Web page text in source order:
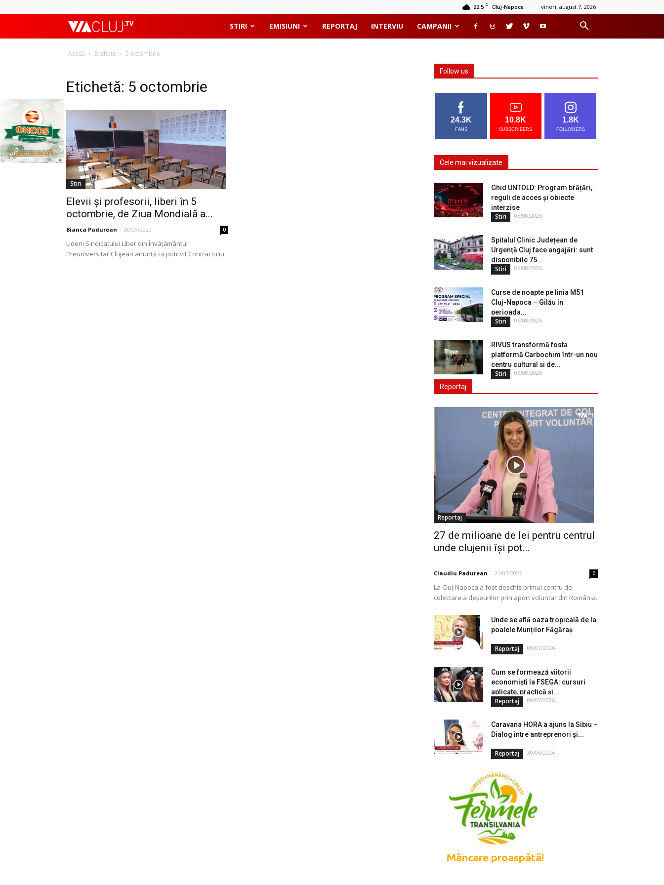
22.5 C Cluj-Napoca vineri, august 7, 2026
ViaClujTV STIRI EMISIUNI REPORTAJ INTERVIU CAMPANII
Acasă Etichete 5 octombrie
Etichetă: 5 octombrie
Stiri
Elevii și profesorii, liberi în 5
octombrie, de Ziua Mondială a...
Bianca Padurean - 30/09/2020 0
Liderii Sindicatului Liber din Învățământul
Preuniversitar Clujean anunță că potrivit Contractului
Follow us
24.3K
FANS
10.8K
SUBSCRIBERS
1.8K
FOLLOWERS
Cele mai vizualizate
Ghid UNTOLD: Program brățări,
reguli de acces și obiecte
interzise
Stiri 05/08/2026
Spitalul Clinic Județean de
Urgență Cluj face angajări: sunt
disponibile 75...
Stiri 06/08/2026
Curse de noapte pe linia M51
Cluj-Napoca – Gilău în
perioada...
Stiri 06/08/2026
RIVUS transformă fosta
platformă Carbochim într-un nou
centru cultural și de...
Stiri 06/08/2026
Reportaj
Reportaj
27 de milioane de lei pentru centrul
unde clujenii își pot...
Claudiu Padurean - 21/07/2026 0
La Cluj-Napoca a fost deschis primul centru de
colectare a deșeurilor prin aport voluntar din România.
Unde se află oaza tropicală de la
poalele Munților Făgăraș
Reportaj 09/07/2026
Cum se formează viitorii
economiști la FSEGA: cursuri
aplicate, practică și...
Reportaj 09/07/2026
Caravana HORA a ajuns la Sibiu –
Dialog între antreprenori și...
Reportaj 30/06/2026